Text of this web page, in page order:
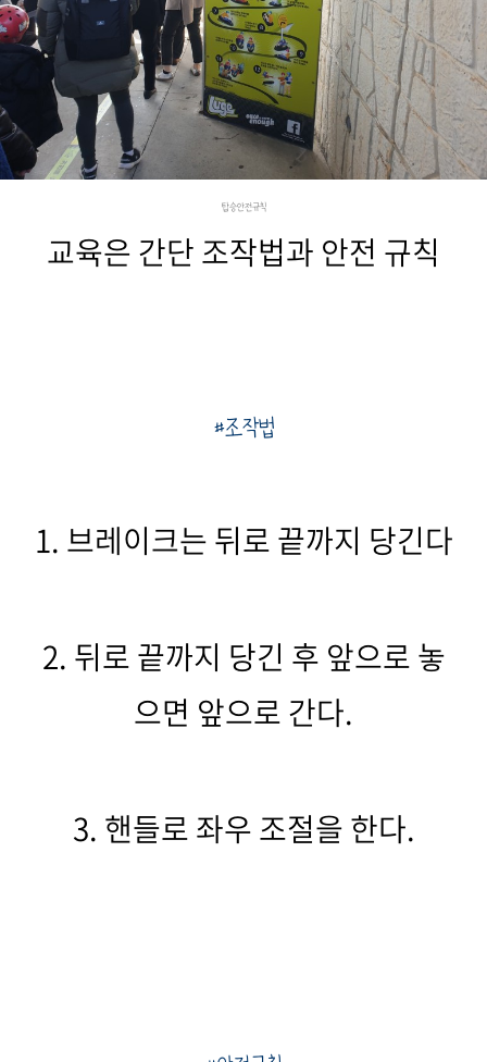
탑승안전규칙
교육은 간단 조작법과 안전 규칙
#조작법
1. 브레이크는 뒤로 끝까지 당긴다
2. 뒤로 끝까지 당긴 후 앞으로 놓
으면 앞으로 간다.
3. 핸들로 좌우 조절을 한다.